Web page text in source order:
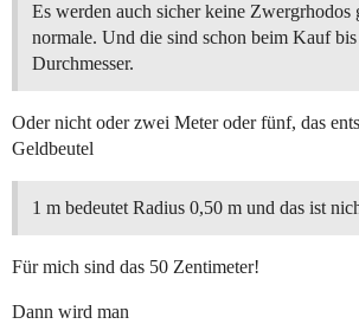
Es werden auch sicher keine Zwergrhodos
normale. Und die sind schon beim Kauf
Durchmesser.
Oder nicht oder zwei Meter oder fünf, das
Geldbeutel
1 m bedeutet Radius 0,50 m und das ist
Für mich sind das 50 Zentimeter!
Dann wird man